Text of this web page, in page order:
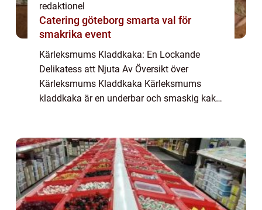
redaktionel
Catering göteborg smarta val för
smakrika event
Kärleksmums Kladdkaka: En Lockande
Delikatess att Njuta Av Översikt över
Kärleksmums Kladdkaka Kärleksmums
kladdkaka är en underbar och smaskig kaka
smaklökarna att dan...